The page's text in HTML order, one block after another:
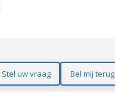
Stel uw vraag Bel mij terug